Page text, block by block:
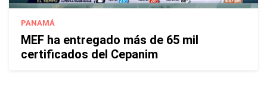
PANAMÁ
MEF ha entregado más de 65 mil
certificados del Cepanim